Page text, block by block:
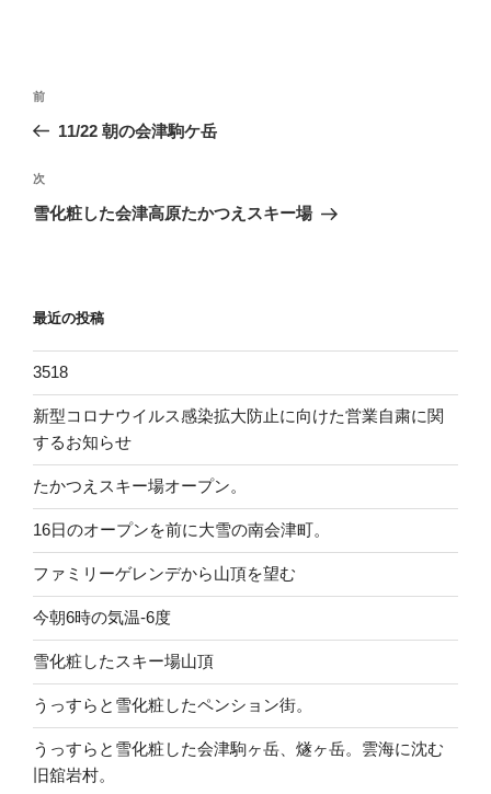
投
ビ
ゲ
ン
過
去
投
稿
前
11/22 朝の会津駒ケ岳
次
の
次
雪化粧した会津高原たかつえスキー場
最近の投稿
3518
新型コロナウイルス感染拡大防止に向けた営業自粛に関
するお知らせ
たかつえスキー場オープン。
16日のオープンを前に大雪の南会津町。
ファミリーゲレンデから山頂を望む
今朝6時の気温-6度
雪化粧したスキー場山頂
うっすらと雪化粧したペンション街。
うっすらと雪化粧した会津駒ヶ岳、燧ヶ岳。雲海に沈む
旧舘岩村。